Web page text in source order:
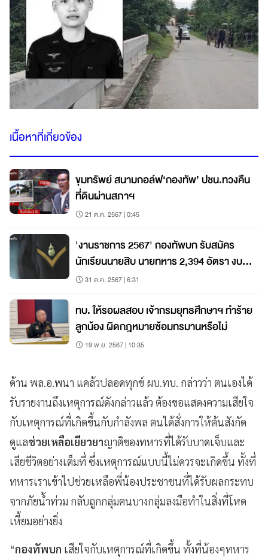
เนื้อหาที่เกี่ยวข้อง
ขุมทรัพย์ สนามกอล์ฟ‘กองทัพ’ ปชน.ทวงคืน
ที่ดินผ่านสภาฯ
21 ต.ค. 2567 | 0:45
'งานราชการ 2567' กองทัพบก รับสมัคร
นักเรียนนายสิบ นายทหาร 2,394 อัตรา งบปี
6831 ต.ค. 2567 | 6:31
ทบ. ให้รอผลสอบ เจ้ากรมยุทธศึกษาฯ ทำร้าย
ลูกน้อง ผิดกฎหมายซ้อมทรมานหรือไม่
19 พ.ย. 2567 | 10:35
ด้าน พล.อ.พนา แคล้วปลอดทุกข์ ผบ.ทบ. กล่าวว่า ตนเองได้
รับรายงานถึงเหตุการณ์ดังกล่าวแล้ว ต้องขอแสดงความเสียใจ
กับเหตุการณ์ที่เกิดขึ้นกับกำลังพล ตนได้สั่งการให้ต้นสังกัด
ดูแลช่วยเหลือเยียวยาญาติของทหารที่ได้รับบาดเจ็บและ
เสียชีวิตอย่างเต็มที่ ซึ่งเหตุการณ์แบบนี้ไม่ควรจะเกิดขึ้น ทั้งที่
ทหารเราเข้าไปช่วยเหลือพี่น้องประชาชนที่ได้รับผลกระทบ
จากภัยน้ำท่วม กลับถูกกลุ่มคนบางกลุ่มลงมือทำในสิ่งที่โหด
เหี้ยมอย่างยิ่ง
“กองทัพบก เสียใจกับเหตุการณ์ที่เกิดขึ้น ทั้งที่น้องๆทหาร